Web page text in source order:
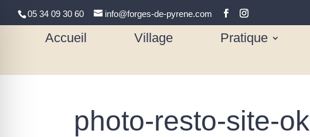
05 34 09 30 60 info@forges-de-pyrene.com
Accueil Village Pratique
photo-resto-site-ok